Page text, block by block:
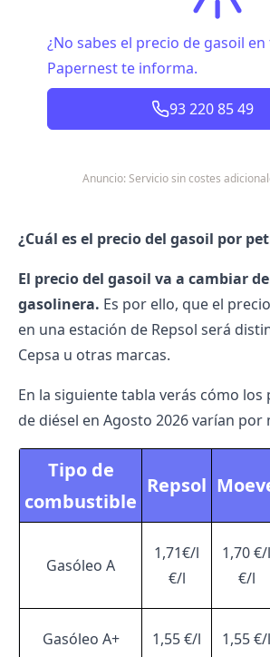
¿No sabes el precio de gasoil
Papernest te informa.
93 220 85 49
Anuncio: Servicio sin costes
¿Cuál es el precio del gasoil por
El precio del gasoil va a cambiar
gasolinera. Es por ello, que el
en una estación de Repsol será
Cepsa u otras marcas.
En la siguiente tabla verás cómo
de diésel en Agosto 2026 varían por
Tipo de
combustible
Repsol
Gasóleo A
1,71€/l
€/l
1,70 €/l
€/l
Gasóleo A+ 1,55 €/l 1,55 €/l